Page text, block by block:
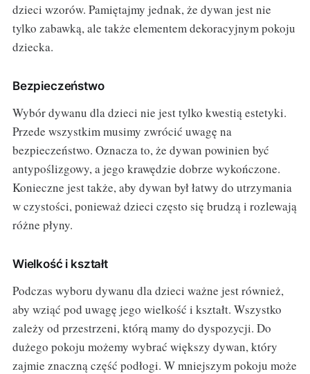
dzieci wzorów. Pamiętajmy jednak, że dywan jest nie
tylko zabawką, ale także elementem dekoracyjnym pokoju
dziecka.
Bezpieczeństwo
Wybór dywanu dla dzieci nie jest tylko kwestią estetyki.
Przede wszystkim musimy zwrócić uwagę na
bezpieczeństwo. Oznacza to, że dywan powinien być
antypoślizgowy, a jego krawędzie dobrze wykończone.
Konieczne jest także, aby dywan był łatwy do utrzymania
w czystości, ponieważ dzieci często się brudzą i rozlewają
różne płyny.
Wielkość i kształt
Podczas wyboru dywanu dla dzieci ważne jest również,
aby wziąć pod uwagę jego wielkość i kształt. Wszystko
zależy od przestrzeni, którą mamy do dyspozycji. Do
dużego pokoju możemy wybrać większy dywan, który
zajmie znaczną część podłogi. W mniejszym pokoju może